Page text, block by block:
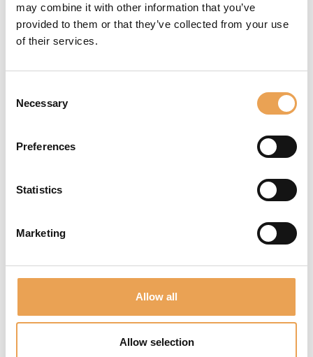
may combine it with other information that you’ve
provided to them or that they’ve collected from your use
of their services.
Selection
Necessary
Preferences
Statistics
Marketing
Allow all
Allow selection
X
SÌ
Test di nuovi moduli
gratuitamente le
per quattro
aggiungere un
licenza.
SÌ
PERCHÉ È NECESSARIO